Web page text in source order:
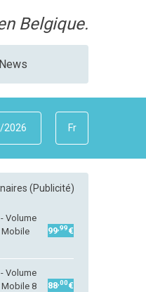
Belgique.
News
2026 Fr
(Publicité)
Volume
Mobile
99 ,99€
Volume
Mobile 8
88 ,00€